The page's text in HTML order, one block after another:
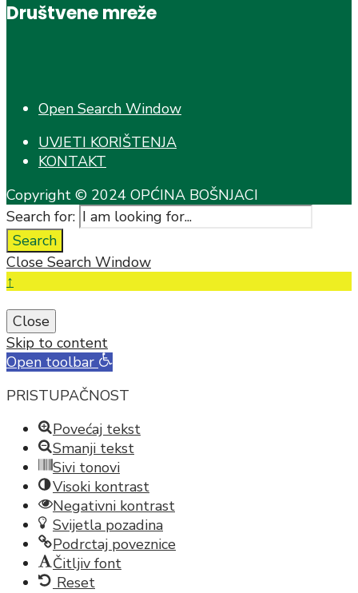
Društvene mreže
Open Search Window
UVJETI KORIŠTENJA
KONTAKT
Copyright © 2024 OPĆINA BOŠNJACI
Search for:
Search
Close Search Window
↑
Close
Skip to content
Open toolbar
PRISTUPAČNOST
Povećaj tekst
Smanji tekst
Sivi tonovi
Visoki kontrast
Negativni kontrast
Svijetla pozadina
Podrctaj poveznice
Čitljiv font
Reset